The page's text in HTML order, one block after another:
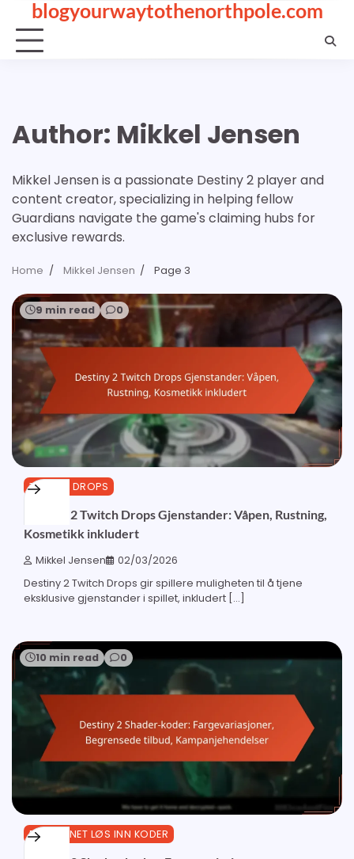
content
blogyourwaytothenorthpole.com
Author: Mikkel Jensen
Mikkel Jensen is a passionate Destiny 2 player and
content creator, specializing in helping fellow
Guardians navigate the game's claiming hubs for
exclusive rewards.
Home Mikkel Jensen Page 3
9 min read 0
TWITCH DROPS
Destiny 2 Twitch Drops Gjenstander: Våpen, Rustning,
Kosmetikk inkludert
Mikkel Jensen 02/03/2026
Destiny 2 Twitch Drops gir spillere muligheten til å tjene
eksklusive gjenstander i spillet, inkludert […]
10 min read 0
BUNGIE.NET LØS INN KODER